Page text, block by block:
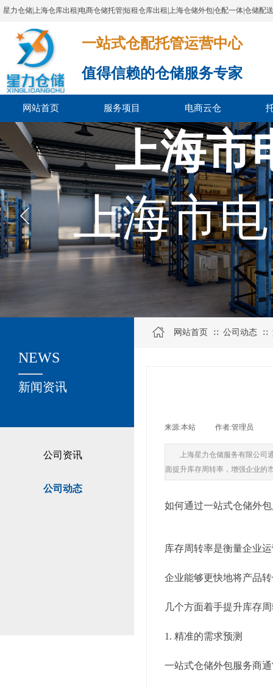
星力仓储|上海仓库出租|电商仓储托管|短租仓库出租|上海仓储外包|仓配一体|仓储配
一站式仓配托管运营中心​​​​​​​​​​​​​​​​​
值得信赖的仓储服务专家
网站首页 服务项目 电商云仓
上海市
上海市
公司资讯
公司动态
关于我们
新闻资讯
NEWS
网站首页 ∷ 公司动态 ∷
来源:本站 作者:管理员
上海星力仓储服务有限公
面提升库存周转率，增强企业的
如何通过一站式仓储外
库存周转率是衡量企业
企业能够更快地将产品
几个方面着手提升库存
1. 精准的需求预测
一站式仓储外包服务商